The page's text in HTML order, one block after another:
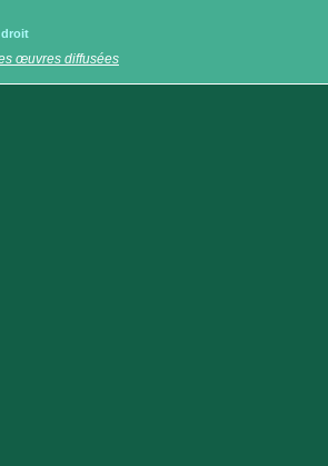
droit
œuvres diffusées